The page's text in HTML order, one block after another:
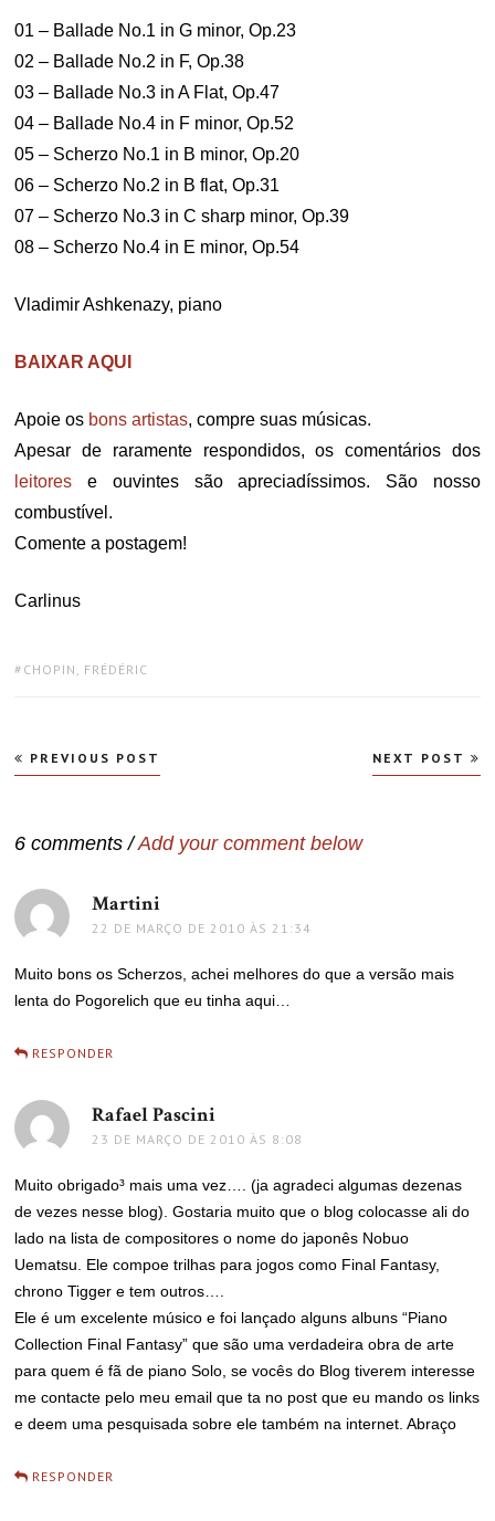
01 – Ballade No.1 in G minor, Op.23
02 – Ballade No.2 in F, Op.38
03 – Ballade No.3 in A Flat, Op.47
04 – Ballade No.4 in F minor, Op.52
05 – Scherzo No.1 in B minor, Op.20
06 – Scherzo No.2 in B flat, Op.31
07 – Scherzo No.3 in C sharp minor, Op.39
08 – Scherzo No.4 in E minor, Op.54
Vladimir Ashkenazy, piano
BAIXAR AQUI
Apoie os bons artistas, compre suas músicas.
Apesar de raramente respondidos, os comentários dos
leitores e ouvintes são apreciadíssimos. São nosso
combustível.
Comente a postagem!
Carlinus
TAGS:
CHOPIN, FRÉDÉRIC
Navegação
de
PREVIOUS POST NEXT POST
6 comments /Add your comment below
Martini
22 DE MARÇO DE 2010 ÀS 21:34
Muito bons os Scherzos, achei melhores do que a versão mais
lenta do Pogorelich que eu tinha aqui…
RESPONDER
Rafael Pascini
23 DE MARÇO DE 2010 ÀS 8:08
Muito obrigado³ mais uma vez…. (ja agradeci algumas dezenas
de vezes nesse blog). Gostaria muito que o blog colocasse ali do
lado na lista de compositores o nome do japonês Nobuo
Uematsu. Ele compoe trilhas para jogos como Final Fantasy,
chrono Tigger e tem outros….
Ele é um excelente músico e foi lançado alguns albuns “Piano
Collection Final Fantasy” que são uma verdadeira obra de arte
para quem é fã de piano Solo, se vocês do Blog tiverem interesse
me contacte pelo meu email que ta no post que eu mando os links
e deem uma pesquisada sobre ele também na internet. Abraço
RESPONDER